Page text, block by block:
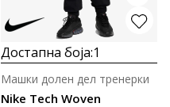
Достапна боја:1
Nike Tech Woven
Машки долен дел тренерки